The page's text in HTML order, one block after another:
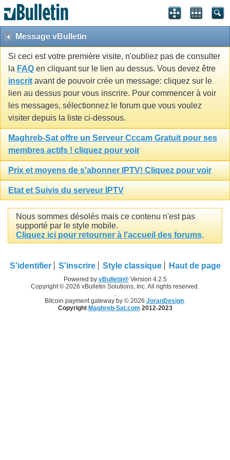
Message vBulletin
Si ceci est votre première visite, n'oubliez pas de consulter
la FAQ en cliquant sur le lien au dessus. Vous devez être
inscrit avant de pouvoir crée un message: cliquez sur le
lien au dessus pour vous inscrire. Pour commencer à voir
les messages, sélectionnez le forum que vous voulez
visiter depuis la liste ci-dessous.
Maghreb-Sat offre un Serveur Cccam Gratuit pour ses
membres actifs ! cliquez pour voir
Prix et moyens de s'abonner IPTV! Cliquez pour voir
Etat et Suivis du serveur IPTV
Nous sommes désolés mais ce contenu n'est pas
supporté par le style mobile.
Cliquez ici pour retourner à l'accueil des forums.
S'identifier S'inscrire Style classique Haut de page
Powered by vBulletin®Version 4.2.5
Copyright © 2026 vBulletin Solutions, Inc. All rights reserved.
.
Bitcoin payment gateway by © 2026 JoranDesign.
Copyright Maghreb-Sat.com 2012-2023